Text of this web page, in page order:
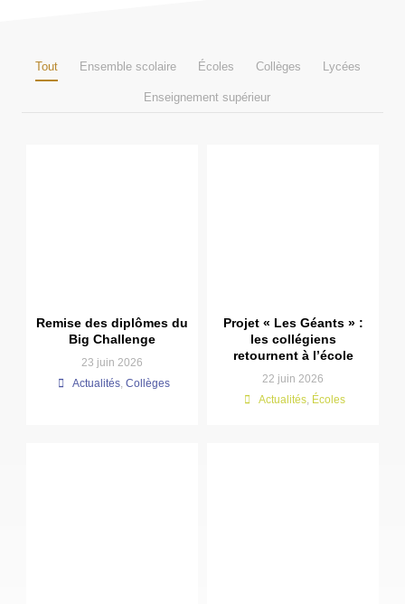
Tout Ensemble scolaire Écoles Collèges Lycées
Enseignement supérieur
Remise des diplômes du
Big Challenge
23 juin 2026
Actualités Collèges
Projet « Les Géants » :
les collégiens
retournent à l’école
22 juin 2026
Actualités Écoles